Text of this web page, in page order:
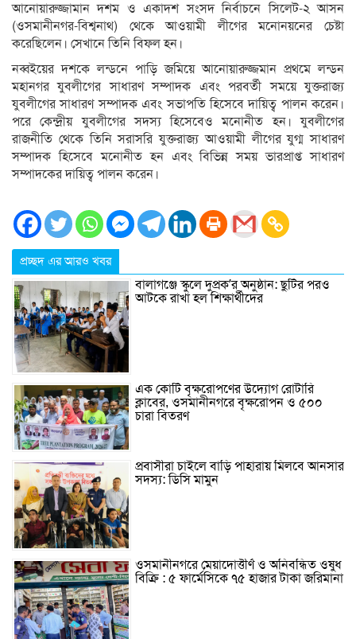
আনোয়ারুজ্জামান দশম ও একাদশ সংসদ নির্বাচনে সিলেট-২ আসন
(ওসমানীনগর-বিশ্বনাথ) থেকে আওয়ামী লীগের মনোনয়নের চেষ্টা
করেছিলেন। সেখানে তিনি বিফল হন।
নব্বইয়ের দশকে লন্ডনে পাড়ি জমিয়ে আনোয়ারুজ্জমান প্রথমে লন্ডন
মহানগর যুবলীগের সাধারণ সম্পাদক এবং পরবর্তী সময়ে যুক্তরাজ্য
যুবলীগের সাধারণ সম্পাদক এবং সভাপতি হিসেবে দায়িত্ব পালন করেন।
পরে কেন্দ্রীয় যুবলীগের সদস্য হিসেবেও মনোনীত হন। যুবলীগের
রাজনীতি থেকে তিনি সরাসরি যুক্তরাজ্য আওয়ামী লীগের যুগ্ম সাধারণ
সম্পাদক হিসেবে মনোনীত হন এবং বিভিন্ন সময় ভারপ্রাপ্ত সাধারণ
সম্পাদকের দায়িত্ব পালন করেন।
প্রচ্ছদ এর আরও খবর
বালাগঞ্জে স্কুলে দুপ্রক’র অনুষ্ঠান: ছুটির পরও
আটকে রাখা হল শিক্ষার্থীদের
এক কোটি বৃক্ষরোপণের উদ্যোগ রোটারি
ক্লাবের, ওসমানীনগরে বৃক্ষরোপন ও ৫০০
চারা বিতরণ
প্রবাসীরা চাইলে বাড়ি পাহারায় মিলবে আনসার
সদস্য: ডিসি মামুন
ওসমানীনগরে মেয়াদোত্তীর্ণ ও অনিবন্ধিত ওষুধ
বিক্রি : ৫ ফার্মেসিকে ৭৫ হাজার টাকা জরিমানা